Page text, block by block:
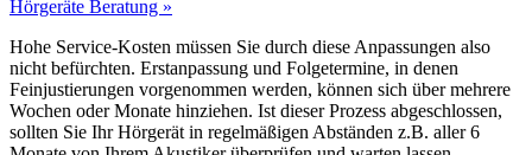
Hörgeräte Beratung »
Hohe Service-Kosten müssen Sie durch diese Anpassungen also
nicht befürchten. Erstanpassung und Folgetermine, in denen
Feinjustierungen vorgenommen werden, können sich über mehrere
Wochen oder Monate hinziehen. Ist dieser Prozess abgeschlossen,
sollten Sie Ihr Hörgerät in regelmäßigen Abständen z.B. aller 6